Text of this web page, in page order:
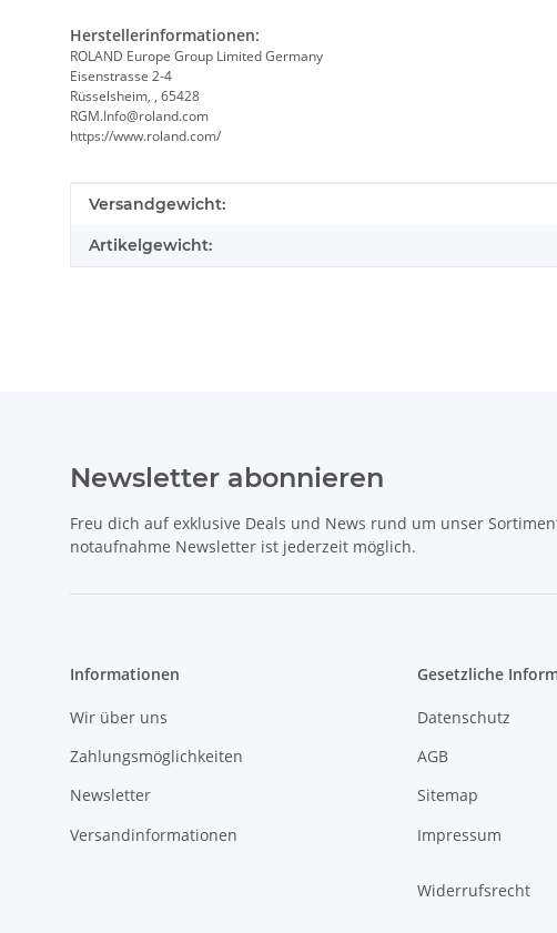
Herstellerinformationen:
ROLAND Europe Group Limited Germany
Eisenstrasse 2-4
Rüsselsheim, , 65428
RGM.Info@roland.com
https://www.roland.com/
Produkteigenschaft
Wert
Versandgewicht:
Artikelgewicht:
Newsletter abonnieren
Freu dich auf exklusive Deals und News rund um unser
notaufnahme Newsletter ist jederzeit möglich.
Informationen
Wir über uns
Zahlungsmöglichkeiten
Newsletter
Versandinformationen
Gesetzliche
Datenschutz
AGB
Sitemap
Impressum
Widerrufsrecht